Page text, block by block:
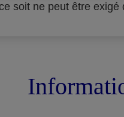
soit ne peut être